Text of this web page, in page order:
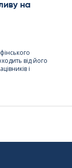
на
від його
і